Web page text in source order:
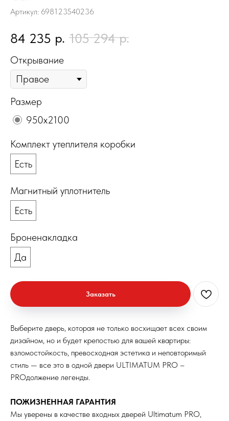
Артикул: 698123540236
84 235 р. 105 294 р.
Открывание
Размер
950х2100
Комплект утеплителя коробки
Есть
Магнитный уплотнитель
Есть
Броненакладка
Да
Заказать
Выберите дверь, которая не только восхищает всех своим
дизайном, но и будет крепостью для вашей квартиры:
взломостойкость, превосходная эстетика и неповторимый
стиль — все это в одной двери ULTIMATUM PRO –
PROдолжение легенды.
ПОЖИЗНЕННАЯ ГАРАНТИЯ
Мы уверены в качестве входных дверей Ultimatum PRO,